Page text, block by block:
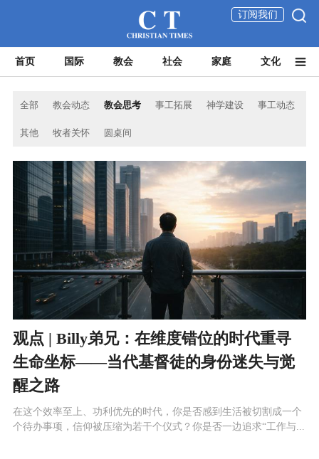
订阅我们
首页 国际 教会 社会 家庭 文化
全部 教会动态 教会思考 事工拓展 神学建设 事工动态
其他 牧者关怀 圆桌间
观点 | Billy弟兄：在维度错位的时代重寻
生命坐标——当代基督徒的身份迷失与觉
醒之路
在这个效率至上、功利优先的时代，你是否感到生活被切割成一个
个待办事项，信仰被压缩为若干个仪式？你是否一边追求“工作与...